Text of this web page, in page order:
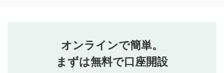
投稿するボタン
星で評価をすると投稿できます。（お名前とコメント
行ってください。
当社は、利用者同士、もしくは利用者と第三者間のトラ
ブルによって生じた損害に対して一切の責任を負いませ
オンラインで簡単。
まずは無料で口座開設